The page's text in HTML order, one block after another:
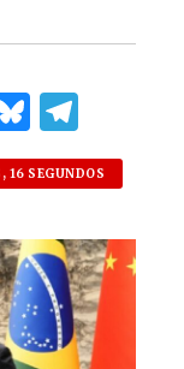
B
lu
es
k
y
el
e
g
ra
m
16 SEGUNDOS